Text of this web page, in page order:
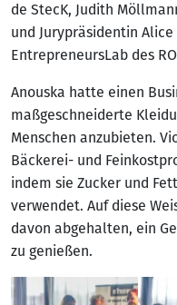
de StecK, Judith
und Jurypräsidentin
EntrepreneursLab des
Anouska hatte einen
maßgeschneiderte
Menschen anzubieten.
Bäckerei- und
indem sie Zucker und
verwendet. Auf diese
davon abgehalten, ein
zu genießen.